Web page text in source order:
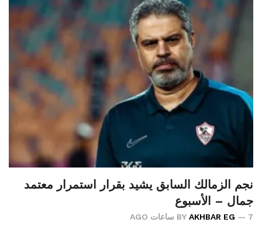
نجم الزمالك السابق يشيد بقرار استمرار معتمد
جمال – الأسبوع
BY AKHBAR EG 7 ساعات AGO